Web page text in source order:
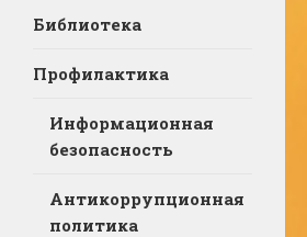
Библиотека
Профилактика
Информационная
безопасность
Антикоррупционная
политика